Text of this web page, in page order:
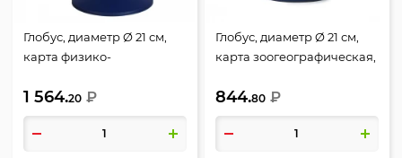
Глобус, диаметр Ø 21 см,
карта физико-
подсветкой, пластик,
Рельефный, Глобен,
Ве022100253, Классик
1 564.20 ₽
Глобус, диаметр Ø 21 см,
карта зоогеографическая,
Ке012100207
844.80 ₽